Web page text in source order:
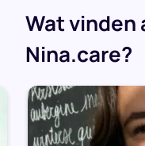
Wat vinden
Nina.care?